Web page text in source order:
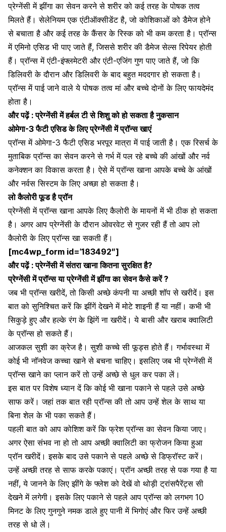
प्रेग्नेंसी में झींगा का सेवन करने से शरीर को कई तरह के पोषक तत्व
मिलते हैं। सेलेनियम एक एंटीऑक्सीडेंट है, जो कोशिकाओं को डैमेज होने
से बचाता है और कई तरह के कैंसर के रिस्क को भी कम करता है। प्रॉन्स
में एमिनो एसिड भी पाए जाते हैं, जिससे शरीर की डैमेज सेल्स रिपेयर होती
हैं। प्रॉन्स में एंटी-इंफ्लमेटरी और एंटी-एजिंग गुण पाए जाते हैं, जो कि
डिलिवरी के दौरान और डिलिवरी के बाद बहुत मददगार हो सकता है।
प्रॉन्स में पाई जाने वाले ये पोषक तत्व मां और बच्चे दोनों के लिए फायदेमंद
होता है।
और पढ़ें :प्रेग्नेंसी में हर्बल टी से शिशु को हो सकता है नुकसान
ओमेगा-3 फैटी एसिड के लिए प्रेग्नेंसी में प्रॉन्स खाएं
प्रॉन्स में ओमेगा-3 फैटी एसिड भरपूर मात्रा में पाई जाती है। एक रिसर्च के
मुताबिक प्रॉन्स का सेवन करने से गर्भ में पल रहे बच्चे की आंखों और नर्व
कनेक्शन का विकास करता है। ऐसे में प्रॉन्स खाना आपके बच्चे के आंखों
और नर्वस सिस्टम के लिए अच्छा हो सकता है।
लो कैलोरी फूड है प्रॉन
प्रेग्नेंसी में प्रॉन्स खाना आपके लिए कैलोरी के मायनों में भी ठीक हो सकता
है। अगर आप प्रेग्नेंसी के दौरान ओवरवेट से गुजर रही हैं तो आप लो
कैलोरी के लिए प्रॉन्स खा सकती हैं।
[mc4wp_form id=’183492″]
और पढ़ें :प्रेग्नेंसी में संतरा खाना कितना सुरक्षित है?
प्रेग्नेंसी में प्रॉन्स या प्रेग्नेंसी में झींगा का सेवन कैसे करें ?
जब भी प्रॉन्स खरीदें, तो किसी अच्छे कंपनी या अच्छी शॉप से खरीदें। इस
बात को सुनिश्चित करें कि झींगें देखने में मोटे शाइनी हैं या नहीं। कभी भी
सिकुड़े हुए और हल्के रंग के झिंगें ना खरीदें। ये बासी और खराब क्वालिटी
के प्रॉन्स हो सकते हैं।
आजकल सुशी का क्रेज है। सुशी कच्चे सी फूड्स होते हैं। गर्भावस्था में
कोई भी नॉनवेज कच्चा खाने से बचना चाहिए। इसलिए जब भी प्रेग्नेंसी में
प्रॉन्स खाने का प्लान करें तो उन्हें अच्छे से धुल कर पका लें।
इस बात पर विशेष ध्यान दें कि कोई भी खाना पकाने से पहले उसे अच्छे
साफ करें। जहां तक बात रही प्रॉन्स की तो आप उन्हें शेल के साथ या
बिना शेल के भी पका सकते हैं।
पहली बात को आप कोशिश करें कि फ्रेश प्रॉन्स का सेवन किया जाए।
अगर ऐसा संभव ना हो तो आप अच्छी क्वालिटी का फ्रोजन किया हुआ
प्रॉन खरीदें। इसके बाद उसे पकाने से पहले अच्छे से डिफ्रॉस्ट करें।
उन्हें अच्छी तरह से साफ करके पकाएं। प्रॉन अच्छी तरह से पक गया है या
नहीं, ये जानने के लिए झींगे के फ्लेश को देखें वो थोड़ी ट्रांसपैरेंट्स सी
देखने में लगेगी। इसके लिए पकाने से पहले आप प्रॉन्स को लगभग 10
मिनट के लिए गुनगुने नमक डाले हुए पानी में भिगोएं और फिर उन्हें अच्छी
तरह से धो लें।